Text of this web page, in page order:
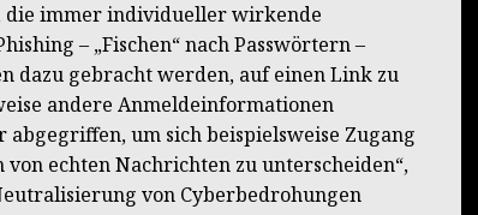
die immer individueller wirkende
– „Fischen“ nach Passwörtern –
dazu gebracht werden, auf einen Link zu
andere Anmeldeinformationen
um sich beispielsweise Zugang
echten Nachrichten zu unterscheiden“,
von Cyberbedrohungen